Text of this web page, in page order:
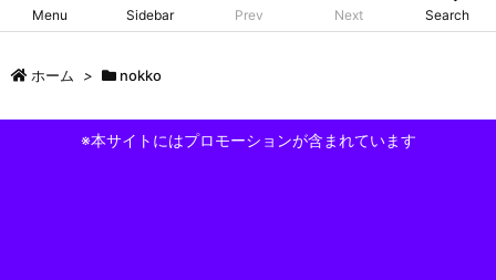
Menu Sidebar Prev Next Search
ホーム > nokko
※本サイトにはプロモーションが含まれています